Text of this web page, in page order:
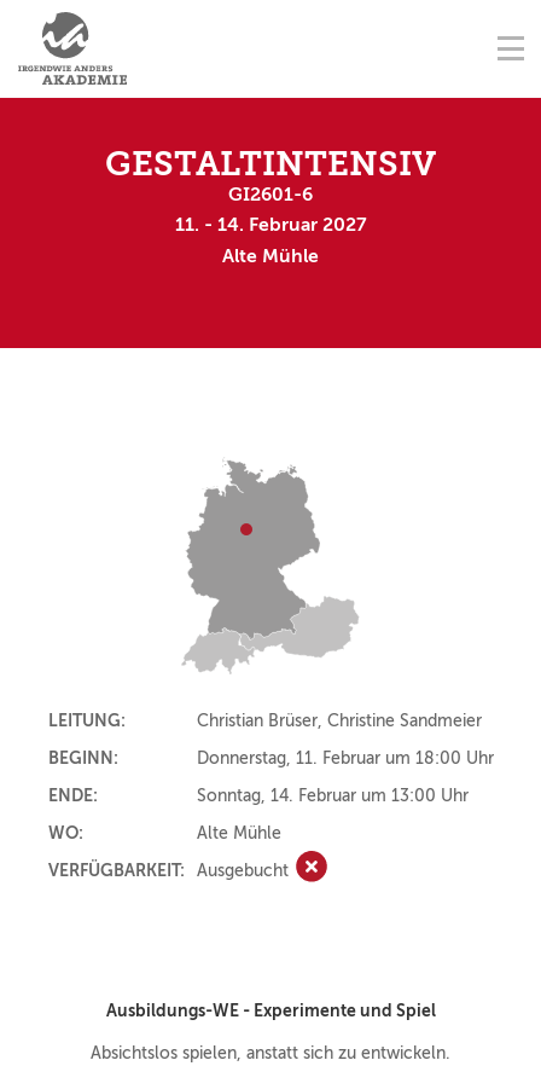
NAVIGATION ÜBERSPRINGEN
STARTSEITE
AUSBILDER
GESTALTINTENSIV
GI2601-6
11. - 14. Februar 2027
Alte Mühle
LEITUNG:
Christian Brüser, Christine Sandmeier
BEGINN:
Donnerstag, 11. Februar um 18:00 Uhr
ENDE:
Sonntag, 14. Februar um 13:00 Uhr
WO:
Alte Mühle
VERFÜGBARKEIT:
Ausgebucht Ausgebucht
Ausbildungs-WE - Experimente und Spiel
Absichtslos spielen, anstatt sich zu entwickeln.